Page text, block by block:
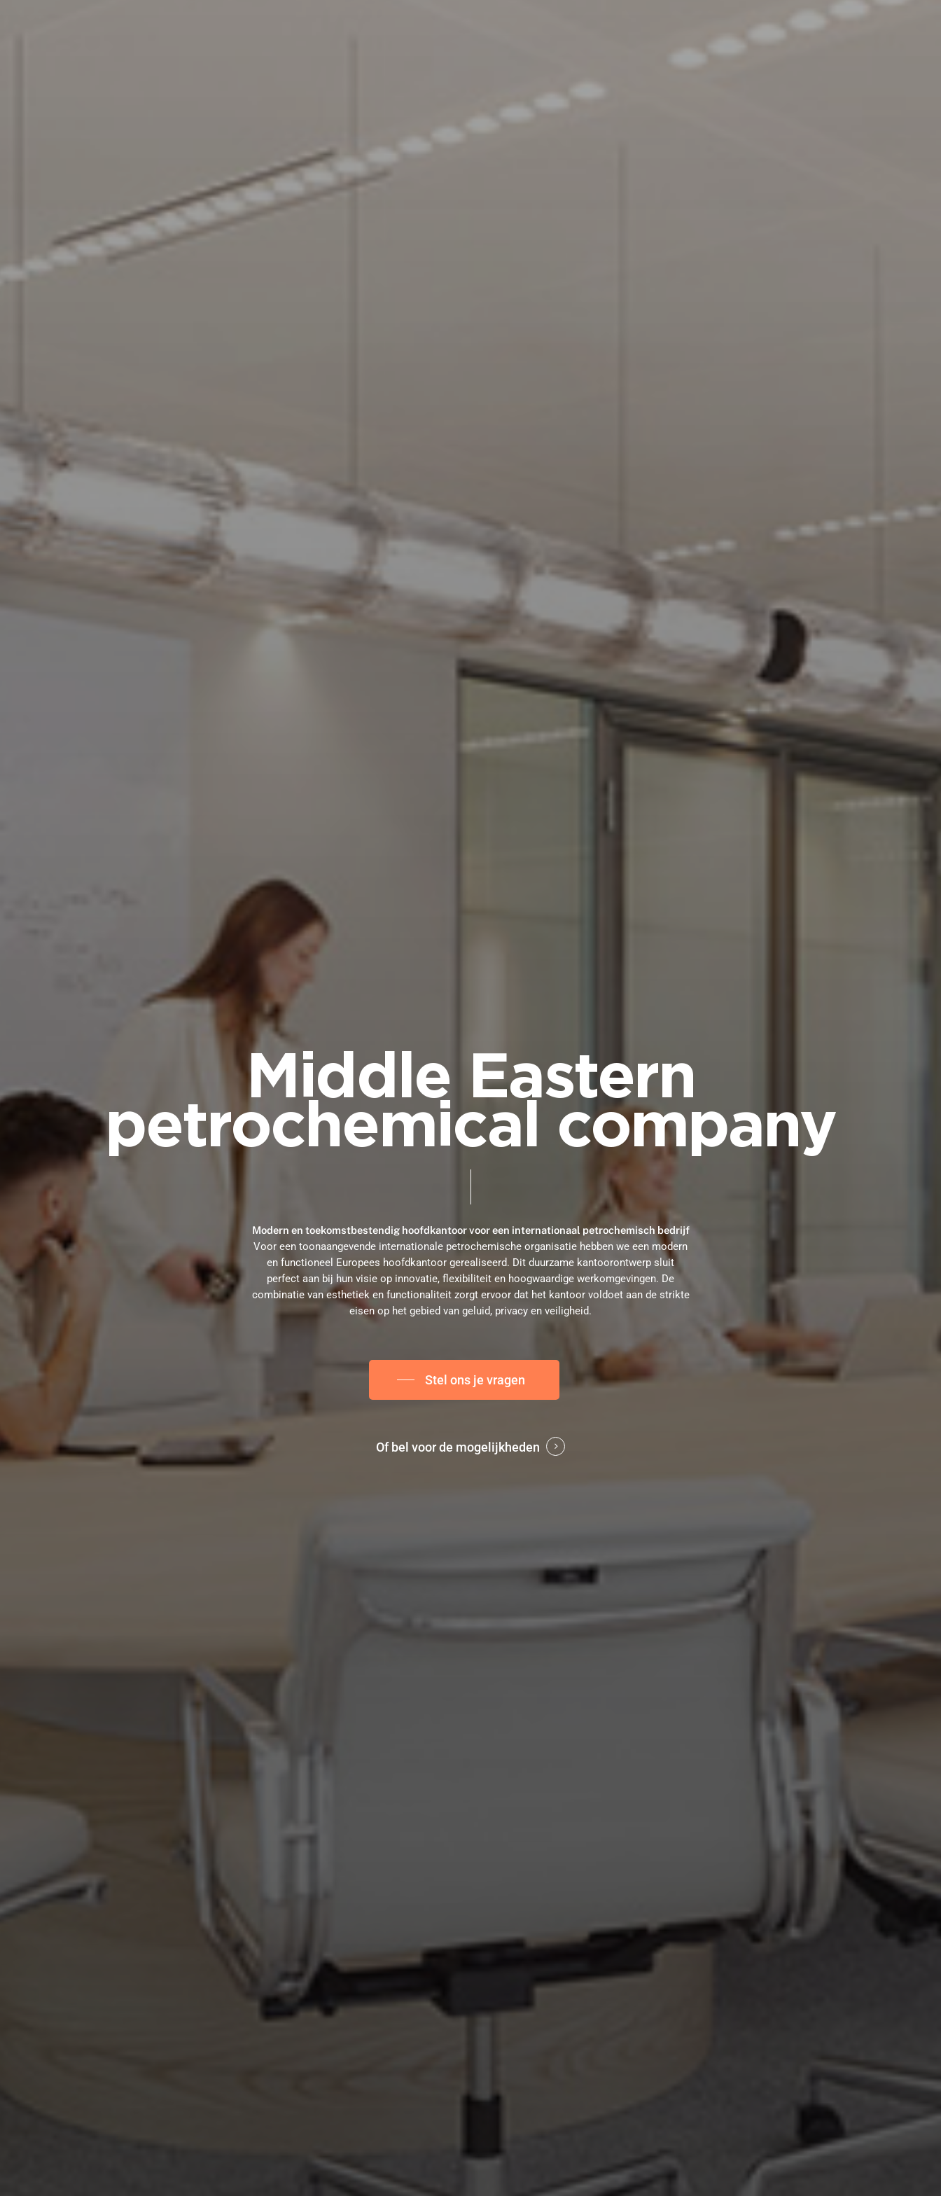
Middle Eastern
petrochemical company
Modern en toekomstbestendig hoofdkantoor voor een internationaal petrochemisch bedrijf
Voor een toonaangevende internationale petrochemische organisatie hebben we een modern
en functioneel Europees hoofdkantoor gerealiseerd. Dit duurzame kantoorontwerp sluit
perfect aan bij hun visie op innovatie, flexibiliteit en hoogwaardige werkomgevingen. De
combinatie van esthetiek en functionaliteit zorgt ervoor dat het kantoor voldoet aan de strikte
eisen op het gebied van geluid, privacy en veiligheid.
Stel ons je vragen
Of bel voor de mogelijkheden